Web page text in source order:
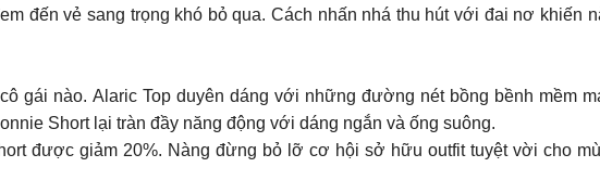
đến vẻ sang trọng khó bỏ qua. Cách nhấn nhá thu hút với đai nơ khiến
gái nào. Alaric Top duyên dáng với những đường nét bồng bềnh mềm
Short lại tràn đầy năng động với dáng ngắn và ống suông.
được giảm 20%. Nàng đừng bỏ lỡ cơ hội sở hữu outfit tuyệt vời cho